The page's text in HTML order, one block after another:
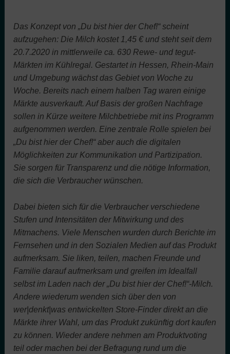
Das Konzept von „Du bist hier der Chef!“scheint
aufzugehen: Die Milch kostet 1,45 € und steht seit dem
20.7.2020 in mittlerweile ca. 630 Rewe- und tegut-
Märkten im Kühlregal. Gestartet in Hessen, Rhein-Main
und Umgebung wächst das Gebiet von Woche zu
Woche. Bereits nach einem halben Tag waren einige
Märkte ausverkauft. Auf Basis der großen Nachfrage
sollen in Kürze weitere Milchbetriebe mit ins Programm
aufgenommen werden. Eine zentrale Rolle spielen bei
„Du bist hier der Chef!“ aber auch die digitalen
Möglichkeiten zur Kommunikation und Partizipation.
Sie sorgen für Transparenz und die nötige Information,
die sich die Verbraucher wünschen.
Dabei bieten sich für die Verbraucherverschiedene
Stufen und Intensitäten der Mitwirkung und des
Mitmachens. Viele Menschen wurden durch Berichte im
Fernsehen undin den Sozialen Medienauf das Produkt
aufmerksam. Sieliken, teilen,machen Freunde und
Familie darauf aufmerksam undgreifenim Idealfall
selbstim Laden nach der „Du bist hier der Chef!“-Milch.
Andere wiederum wenden sich über den von
wer|denkt|was entwickelten Store-Finder direkt an die
Märkte ihrer Wahl, um das Produkt zukünftig dort kaufen
zu können. Wieder andere nehmen am Produktvoting
teil odermachenbei der Befragung rund um die